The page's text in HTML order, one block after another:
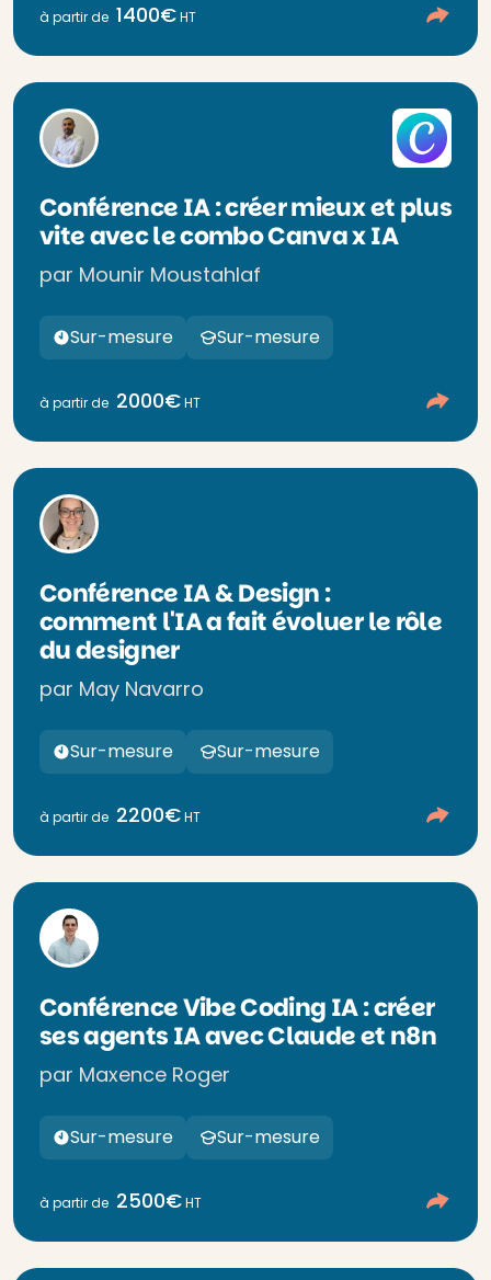
à partir de 1400€HT
Conférence IA : créer mieux et plus
vite avec le combo Canva x IA
par Mounir Moustahlaf
Sur-mesure Sur-mesure
à partir de 2000€HT
Conférence IA & Design :
comment l'IA a fait évoluer le rôle
du designer
par May Navarro
Sur-mesure Sur-mesure
à partir de 2200€HT
Conférence Vibe Coding IA : créer
ses agents IA avec Claude et n8n
par Maxence Roger
Sur-mesure Sur-mesure
à partir de 2500€HT